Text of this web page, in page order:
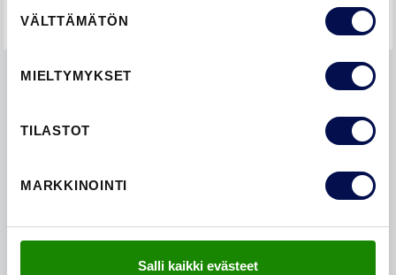
valinta
VÄLTTÄMÄTÖN
MIELTYMYKSET
TILASTOT
MARKKINOINTI
Salli kaikki evästeet